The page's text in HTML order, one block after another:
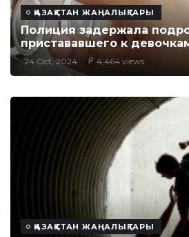
ҚАЗАҚСТАН ЖАҢАЛЫҚТАРЫ
Полиция задержала
пристававшего к
24 Oct, 2024 4,464 views
ҚАЗАҚСТАН ЖАҢАЛЫҚТАРЫ